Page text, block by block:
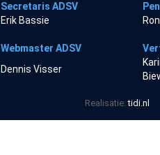
Secretaris ADSV
Erik Bassie
Webmaster ADSV
Dennis Visser
Realisatie:tidi.nl